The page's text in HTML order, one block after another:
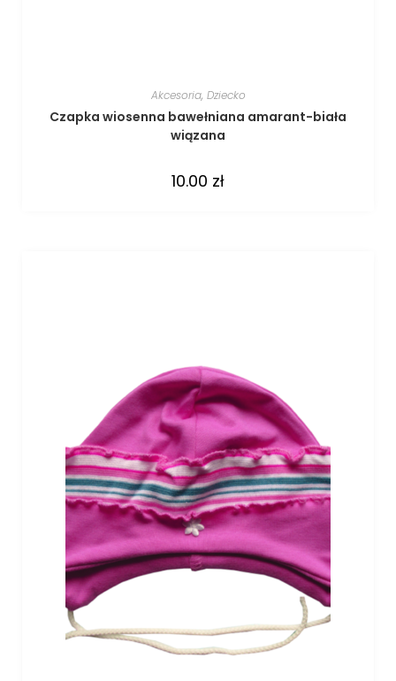
Akcesoria, Dziecko
Czapka wiosenna bawełniana amarant-biała
wiązana
10.00 zł